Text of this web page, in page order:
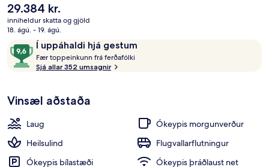
Núverandi
verð
er
29.384 kr.
29.384 kr.
inniheldur skatta og gjöld
18. ágú. - 19. ágú.
UmsagnirÍ uppáhaldi hjá gestum
9,6
af
10,
uppáhaldi
hjá
gestum
Fær toppeinkunn frá ferðafólki
p
p
e
n
Sjá allar 352 umsagnir
Vinsæl aðstaða
Laug
Ókeypis morgunverður
Heilsulind
Flugvallarflutningur
Ókeypis bílastæði
Ókeypis þráðlaust net